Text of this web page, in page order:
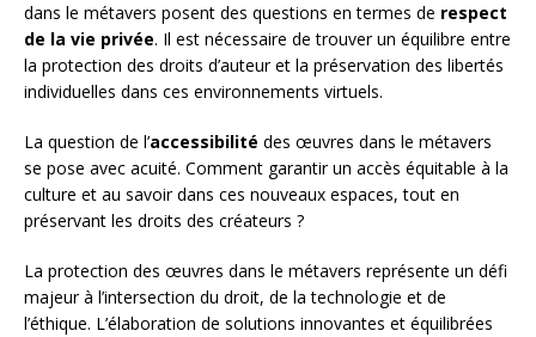
dans le métavers posent des questions en termes de respect
de la vie privée. Il est nécessaire de trouver un équilibre entre
la protection des droits d’auteur et la préservation des libertés
individuelles dans ces environnements virtuels.
La question de l’accessibilité des œuvres dans le métavers
se pose avec acuité. Comment garantir un accès équitable à la
culture et au savoir dans ces nouveaux espaces, tout en
préservant les droits des créateurs ?
La protection des œuvres dans le métavers représente un défi
majeur à l’intersection du droit, de la technologie et de
l’éthique. L’élaboration de solutions innovantes et équilibrées